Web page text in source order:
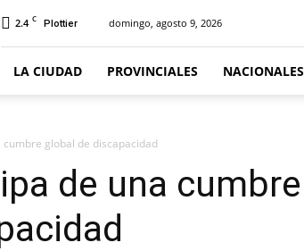
2.4 C Plottier domingo, agosto 9, 2026
LA CIUDAD PROVINCIALES NACIONALES
global de discapacidad
de una cumbre